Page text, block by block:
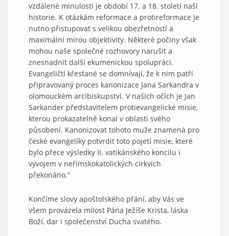
vzdálené minulosti je období 17. a 18. století naší
historie. K otázkám reformace a protireformace je
nutno přistupovat s velikou obezřetností a
maximální mírou objektivity. Některé počiny však
mohou naše společné rozhovory narušit a
znesnadnit další ekumenickou spolupráci.
Evangeličtí křesťané se domnívají, že k nim patří
připravovaný proces kanonizace Jana Sarkandra v
olomouckém arcibiskupství. V našich očích je Jan
Sarkander představitelem protievangelické misie,
kterou prokazatelně konal v oblasti svého
působení. Kanonizovat tohoto muže znamená pro
české evangelíky potvrdit toto pojetí misie, které
bylo přece výsledky II. vatikánského koncilu i
vývojem v neřímskokatolických církvích
překonáno.“
Končíme slovy apoštolského přání, aby Vás ve
všem provázela milost Pána Ježíše Krista, láska
Boží, dar i společenství Ducha svatého.